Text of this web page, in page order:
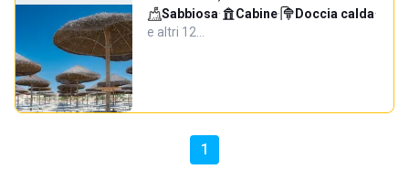
Sabbiosa· Cabine· Doccia calda·
e altri 12…
1